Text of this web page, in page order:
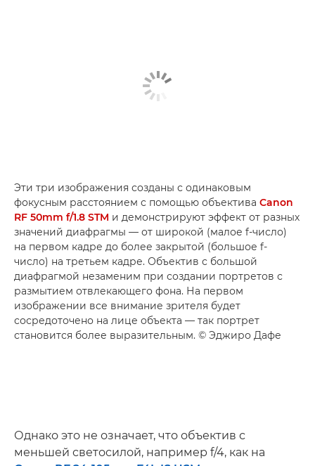
Эти три изображения созданы с одинаковым
фокусным расстоянием с помощью объектива Canon
RF 50mm f/1.8 STM и демонстрируют эффект от разных
значений диафрагмы — от широкой (малое f-число)
на первом кадре до более закрытой (большое f-
число) на третьем кадре. Объектив с большой
диафрагмой незаменим при создании портретов с
размытием отвлекающего фона. На первом
изображении все внимание зрителя будет
сосредоточено на лице объекта — так портрет
становится более выразительным. © Эджиро Дафе
Однако это не означает, что объектив с
меньшей светосилой, например f/4, как на